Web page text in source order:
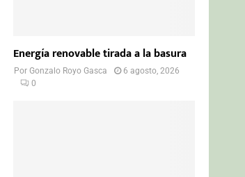
Energía renovable tirada a la basura
PorGonzalo Royo Gasca
6 agosto, 2026
0